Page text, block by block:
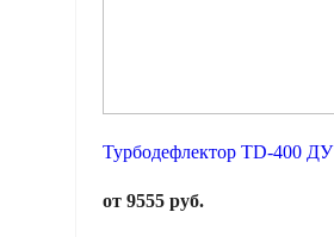
Турбодефлектор TD-400 ДУ
от 9555 руб.